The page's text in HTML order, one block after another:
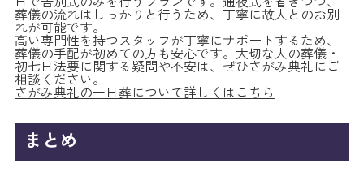
葬儀の流れはしっかりと行うため、丁寧に故人とのお別
れが可能です。
高い専門性を持つスタッフが丁寧にサポートするため、
葬儀の手配が初めての方も安心です。大切な人の葬儀・
初七日法要に関する疑問や不安は、ぜひさがみ典礼にご
相談ください。
さがみ典礼の一日葬について詳しくはこちら
まとめ